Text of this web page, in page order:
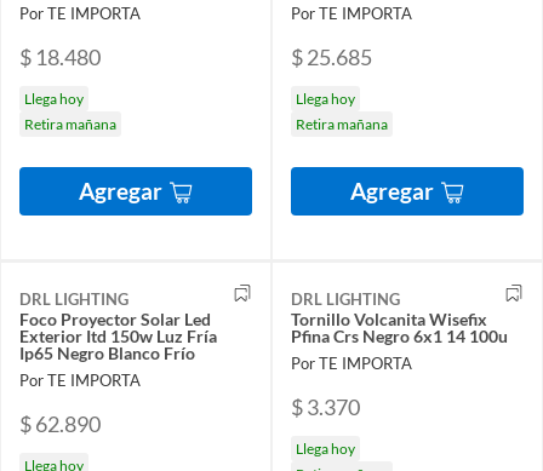
Por TE IMPORTA
$ 18.480
Llega hoy
Retira mañana
Agregar
Por TE IMPORTA
$ 25.685
Llega hoy
Retira mañana
Agregar
DRL LIGHTING
Foco Proyector Solar Led
Exterior Itd 150w Luz Fría
Ip65 Negro Blanco Frío
Por TE IMPORTA
$ 62.890
Llega hoy
DRL LIGHTING
Tornillo Volcanita Wisefix
Pfina Crs Negro 6x1 14 100u
Por TE IMPORTA
$ 3.370
Llega hoy